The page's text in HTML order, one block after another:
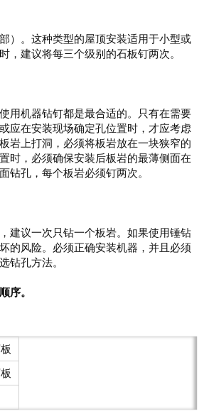
）。这种类型的屋顶安装适用于小型或
，建议将每三个级别的石板钉两次。
用机器钻钉都是最合适的。只有在需要
应在安装现场确定孔位置时，才应考虑
岩上打洞，必须将板岩放在一块狭窄的
时，必须确保安装后板岩的最薄侧面在
钻孔，每个板岩必须钉两次。
建议一次只钻一个板岩。如果使用锤钻
的风险。必须正确安装机器，并且必须
钻孔方法。
序。